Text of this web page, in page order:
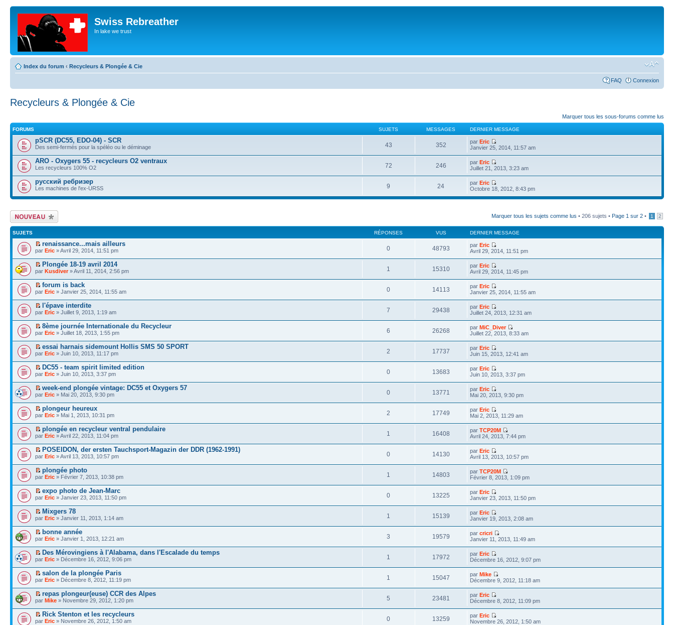
Swiss Rebreather
In lake we trust
Index du forum ‹ Recycleurs & Plongée & Cie
FAQ Connexion
Recycleurs & Plongée & Cie
Marquer tous les sous-forums comme lus
FORUMS SUJETS MESSAGES DERNIER MESSAGE
pSCR (DC55, EDO-04) - SCR
Des semi-fermés pour la spéléo ou le déminage 43 352 parEric
Janvier 25, 2014, 11:57 am
ARO - Oxygers 55 - recycleurs O2 ventraux
Les recycleurs 100% O2 72 246 parEric
Juillet 21, 2013, 3:23 am
русский ребризер
Les machines de l'ex-URSS 9 24 parEric
Octobre 18, 2012, 8:43 pm
Écrire un nouveau
sujet
Marquer tous les sujets comme lus • 206 sujets • Page 1 sur 2 • 1 2
SUJETS RÉPONSES VUS DERNIER MESSAGE
renaissance...mais ailleurs
par Eric » Avril 29, 2014, 11:51 pm 0 48793 parEric
Avril 29, 2014, 11:51 pm
Plongée 18-19 avril 2014
par Kusdiver» Avril 11, 2014, 2:56 pm 1 15310 parEric
Avril 29, 2014, 11:45 pm
forum is back
par Eric » Janvier 25, 2014, 11:55 am 0 14113 parEric
Janvier 25, 2014, 11:55 am
l'épave interdite
par Eric » Juillet 9, 2013, 1:19 am 7 29438 parEric
Juillet 24, 2013, 12:31 am
8ème journée Internationale du Recycleur
par Eric » Juillet 18, 2013, 1:55 pm 6 26268 parMiC_Diver
Juillet 22, 2013, 8:33 am
essai harnais sidemount Hollis SMS 50 SPORT
par Eric » Juin 10, 2013, 11:17 pm 2 17737 parEric
Juin 15, 2013, 12:41 am
DC55 - team spirit limited edition
par Eric » Juin 10, 2013, 3:37 pm 0 13683 parEric
Juin 10, 2013, 3:37 pm
week-end plongée vintage: DC55 et Oxygers 57
par Eric » Mai 20, 2013, 9:30 pm 0 13771 parEric
Mai 20, 2013, 9:30 pm
plongeur heureux
par Eric » Mai 1, 2013, 10:31 pm 2 17749 parEric
Mai 2, 2013, 11:29 am
plongée en recycleur ventral pendulaire
par Eric » Avril 22, 2013, 11:04 pm 1 16408 parTCP20M
Avril 24, 2013, 7:44 pm
POSEIDON, der ersten Tauchsport-Magazin der DDR (1962-1991)
par Eric » Avril 13, 2013, 10:57 pm 0 14130 parEric
Avril 13, 2013, 10:57 pm
plongée photo
par Eric » Février 7, 2013, 10:38 pm 1 14803 parTCP20M
Février 8, 2013, 1:09 pm
expo photo de Jean-Marc
par Eric » Janvier 23, 2013, 11:50 pm 0 13225 parEric
Janvier 23, 2013, 11:50 pm
Mixgers 78
par Eric » Janvier 11, 2013, 1:14 am 1 15139 parEric
Janvier 19, 2013, 2:08 am
bonne année
par Eric » Janvier 1, 2013, 12:21 am 3 19579 parcricri
Janvier 11, 2013, 11:49 am
Des Mérovingiens à l'Alabama, dans l'Escalade du temps
par Eric » Décembre 16, 2012, 9:06 pm 1 17972 parEric
Décembre 16, 2012, 9:07 pm
salon de la plongée Paris
par Eric » Décembre 8, 2012, 11:19 pm 1 15047 parMike
Décembre 9, 2012, 11:18 am
repas plongeur(euse) CCR des Alpes
par Mike » Novembre 29, 2012, 1:20 pm 5 23481 parEric
Décembre 8, 2012, 11:09 pm
Rick Stenton et les recycleurs
par Eric » Novembre 26, 2012, 1:50 am 0 13259 parEric
Novembre 26, 2012, 1:50 am